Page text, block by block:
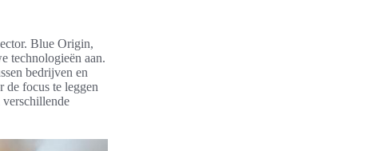
Blue Origin,
technologieën aan.
bedrijven en
de focus te leggen